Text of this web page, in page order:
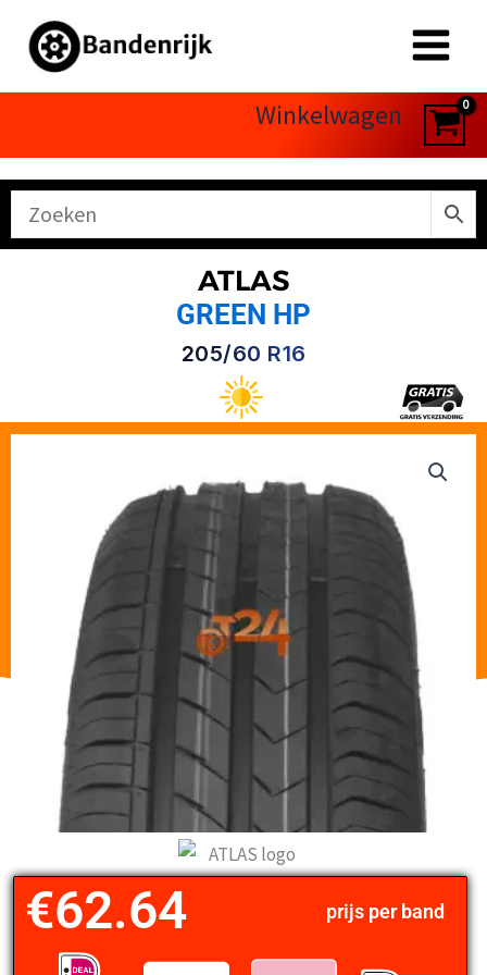
naar
Winkelwagen
ATLAS
GREEN HP
205/60 R16
prijs per band
€62.64